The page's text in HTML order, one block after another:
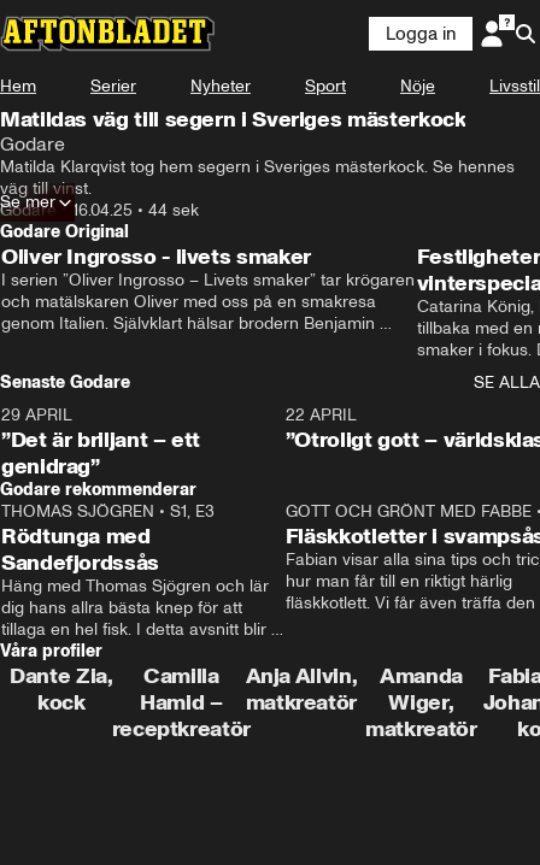
Logga in
Hem Serier Nyheter Sport Nöje Livsstil
Matildas väg till segern i Sveriges mästerkock
Godare
Matilda Klarqvist tog hem segern i Sveriges mästerkock. Se hennes
väg till vinst.
Godare • 16.04.25 • 44 sek
Se mer
Godare Original
Oliver Ingrosso - livets smaker
I serien ”Oliver Ingrosso – Livets smaker” tar krögaren
och matälskaren Oliver med oss på en smakresa
genom Italien. Självklart hälsar brodern Benjamin
Catarina
tillbaka med en
smaker i fokus.
julfavoriter
Senaste Godare
SE ALLA
29 APRIL
”Det är briljant – ett
genidrag”
22 APRIL
”Otroligt gott –
Godare rekommenderar
THOMAS SJÖGREN • S1, E3
Rödtunga med
Sandefjordssås
Häng med Thomas Sjögren och lär
dig hans allra bästa knep för att
tillaga en hel fisk. I detta avsnitt blir
de helstekt rödtunga med
sandefjordssås och en magisk sallad
på pepparrot och äpple.
GOTT OCH GRÖNT MED FABBE
Fläskkotletter i
Fabian visar alla sina tips och
hur man får till en riktigt härlig
fläskkotlett. Vi får även träffa den
grisbonde på Gotland.
Våra profiler
Dante Zia,
kock
Camilla
Hamid –
receptkreatör
Anja Allvin,
matkreatör
Amanda
Wiger,
matkreatör